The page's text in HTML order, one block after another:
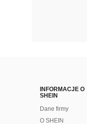
INFORMACJE O
SHEIN
Dane firmy
O SHEIN